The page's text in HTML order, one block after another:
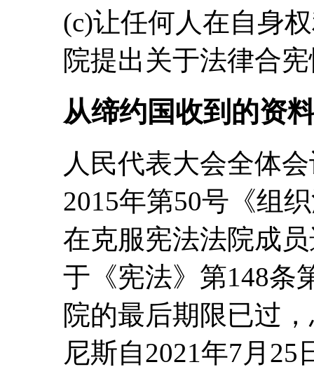
(c)让任何人在自身
院提出关于法律合
从缔约国收到的资
人民代表大会全体
2015年第50号《组
在克服宪法法院成
于《宪法》第148条
院的最后期限已过
尼斯自2021年7月